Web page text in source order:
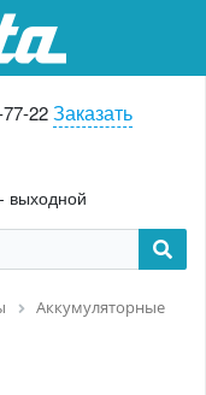
22Заказать
Аккумуляторные